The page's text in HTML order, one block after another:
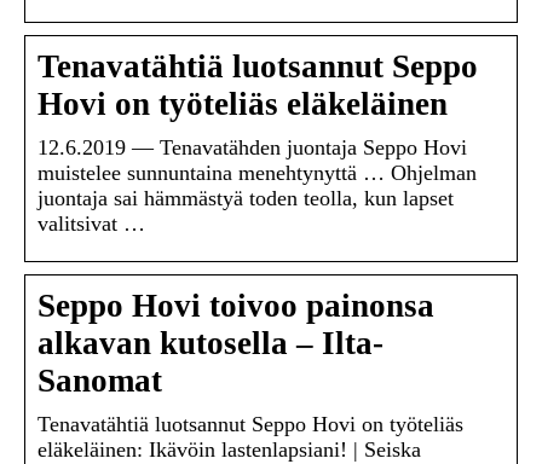
Tenavatähtiä luotsannut Seppo
Hovi on työteliäs eläkeläinen
12.6.2019 — Tenavatähden juontaja Seppo Hovi
muistelee sunnuntaina menehtynyttä … Ohjelman
juontaja sai hämmästyä toden teolla, kun lapset
valitsivat …
Seppo Hovi toivoo painonsa
alkavan kutosella – Ilta-
Sanomat
Tenavatähtiä luotsannut Seppo Hovi on työteliäs
eläkeläinen: Ikävöin lastenlapsiani! | Seiska